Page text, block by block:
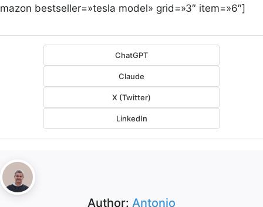
bestseller=»tesla model» grid=»3″ item=»6″]
ChatGPT
Claude
X (Twitter)
LinkedIn
Author: Antonio